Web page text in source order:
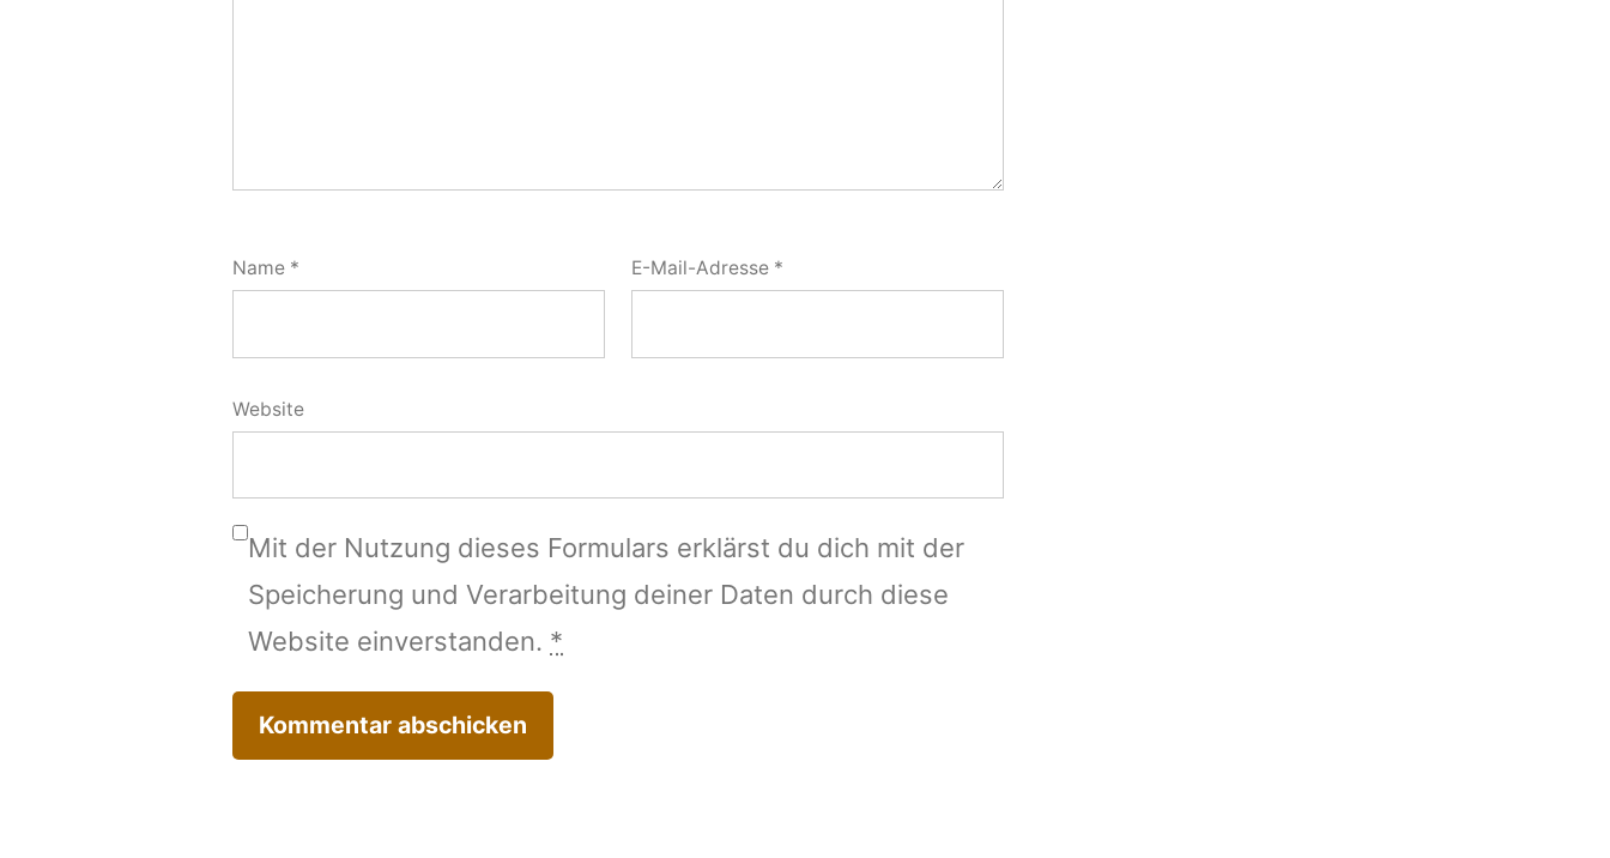
Name * E-Mail-Adresse *
Website
Mit der Nutzung dieses Formulars erklärst du dich mit der
Speicherung und Verarbeitung deiner Daten durch diese
Website einverstanden. *